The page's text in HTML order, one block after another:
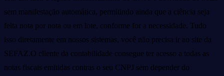
sem manifestação automática, permitindo ainda que a ciência seja
feita nota por nota ou em lote, conforme for a necessidade. Tudo
isso diretamente em nossos sistemas, você não precisa ir ao site da
SEFAZ.O cliente da contabilidade consegue ter acesso a todas as
notas fiscais emitidas contras o seu CNPJ sem depender do